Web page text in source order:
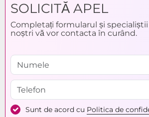
SOLICITĂ APEL
Completați formularul și specialiștii
noștri vă vor contacta în curând.
Sunt de acord cu Politica de